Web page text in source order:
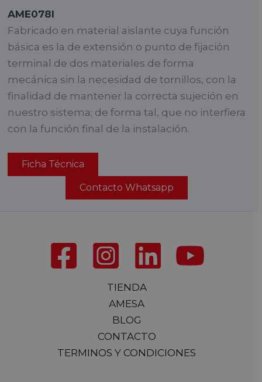
AME078I
Fabricado en material aislante cuya función
básica es la de extensión o punto de fijación
terminal de dos materiales de forma
mecánica sin la necesidad de tornillos, con la
finalidad de mantener la correcta sujeción en
nuestro sistema; de forma tal, que no interfiera
con la función final de la instalación.
Ficha Técnica
Contacto Whatsapp
TIENDA
AMESA
BLOG
CONTACTO
TERMINOS Y CONDICIONES